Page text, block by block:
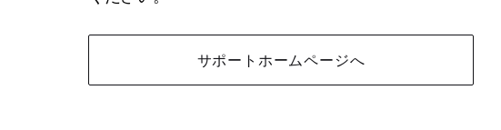
サポートホームページへ